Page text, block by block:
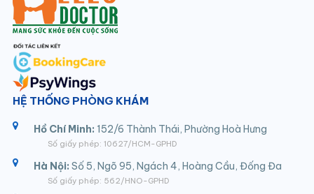
HỆ THỐNG PHÒNG KHÁM
Hồ Chí Minh: 152/6 Thành Thái, Phường Hoà Hưng
Số giấy phép: 10627/HCM-GPHD
Hà Nội: Số 5, Ngõ 95, Ngách 4, Hoàng Cầu, Đống Đa
Số giấy phép: 562/HNO-GPHD